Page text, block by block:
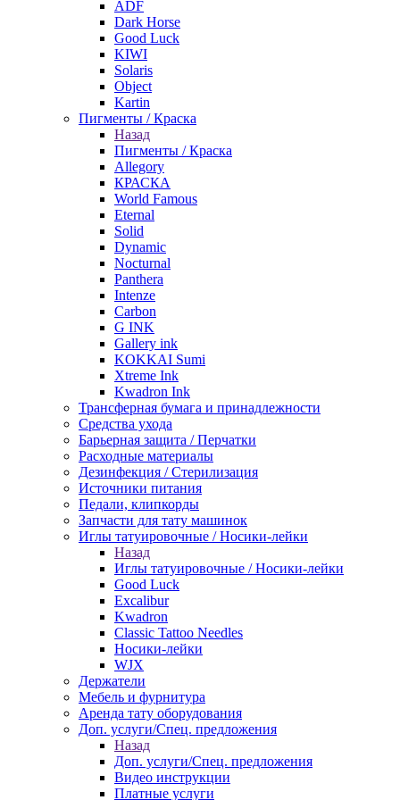
ADF
Dark Horse
Good Luck
KIWI
Solaris
Object
Kartin
Пигменты / Краска
Назад
Пигменты / Краска
Allegory
КРАСКА
World Famous
Eternal
Solid
Dynamic
Nocturnal
Panthera
Intenze
Carbon
G INK
Gallery ink
KOKKAI Sumi
Xtreme Ink
Kwadron Ink
Трансферная бумага и принадлежности
Средства ухода
Барьерная защита / Перчатки
Расходные материалы
Дезинфекция / Стерилизация
Источники питания
Педали, клипкорды
Запчасти для тату машинок
Иглы татуировочные / Носики-лейки
Назад
Иглы татуировочные / Носики-лейки
Good Luck
Excalibur
Kwadron
Classic Tattoo Needles
Носики-лейки
WJX
Держатели
Мебель и фурнитура
Аренда тату оборудования
Доп. услуги/Спец. предложения
Назад
Доп. услуги/Спец. предложения
Видео инструкции
Платные услуги